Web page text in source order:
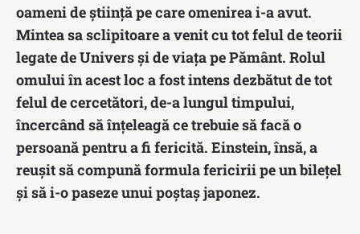
oameni de știință pe care omenirea i-a avut.
Mintea sa sclipitoare a venit cu tot felul de teorii
legate de Univers și de viața pe Pământ. Rolul
omului în acest loc a fost intens dezbătut de tot
felul de cercetători, de-a lungul timpului,
încercând să înțeleagă ce trebuie să facă o
persoană pentru a fi fericită. Einstein, însă, a
reușit să compună formula fericirii pe un bilețel
și să i-o paseze unui poștaș japonez.